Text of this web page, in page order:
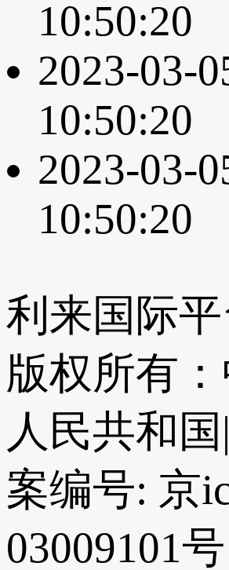
10:50:20
2023-03-
10:50:20
2023-03-
10:50:20
利来国际
版权所有
人民共和国 |
案编号: 京
03009101号